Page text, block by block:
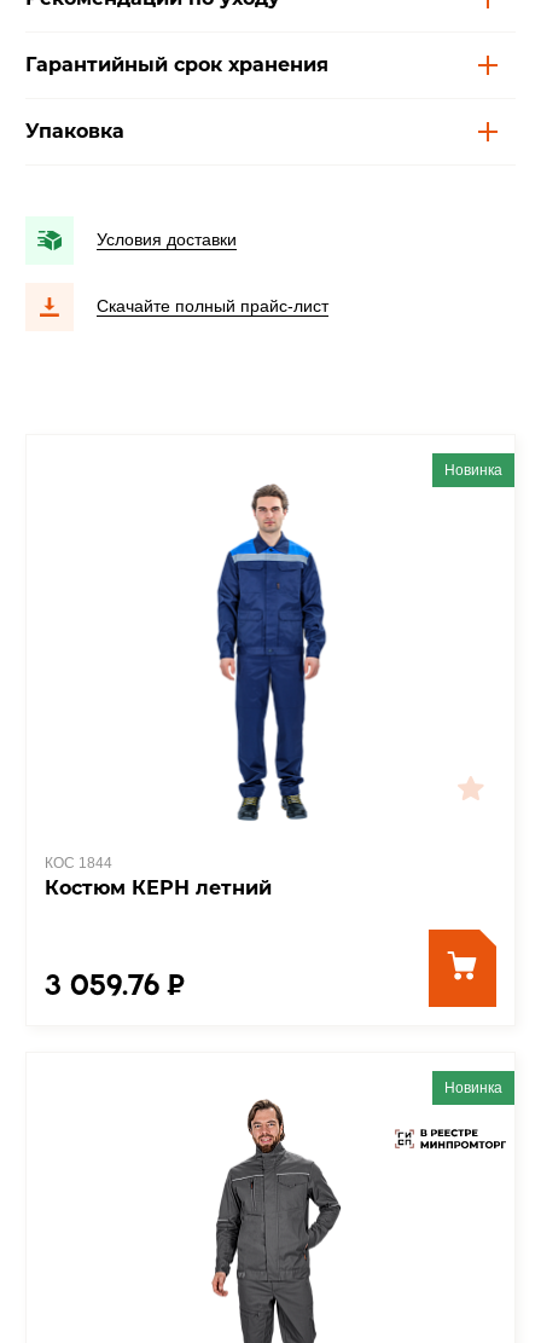
Гарантийный срок хранения
Упаковка
Условия доставки
Скачайте полный прайс-лист
Новинка
КОС 1844
Костюм КЕРН летний
3 059.76 ₽
Новинка